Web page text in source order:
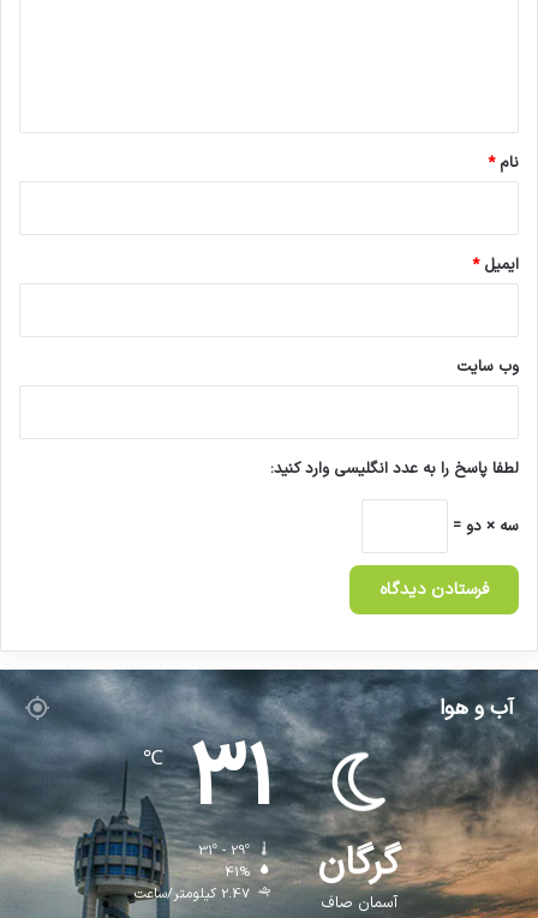
نام*
ایمیل*
وب‌ سایت
لطفا پاسخ را به عدد انگلیسی وارد کنید:
سه × دو =
آب و هوا
گرگان
آسمان صاف
31
℃
31º - 29º
41%
2.47 کیلومتر/ساعت